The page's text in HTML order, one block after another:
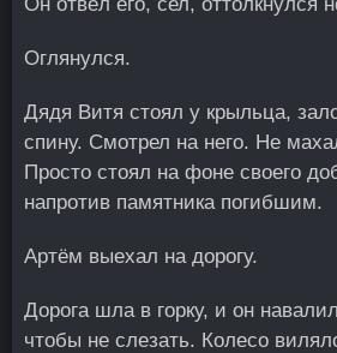
Оглянулся.
Дядя Витя стоял у крыльца,
спину. Смотрел на него. Не
Просто стоял на фоне своего
напротив памятника погибшим.
Артём выехал на дорогу.
Дорога шла в горку, и он
чтобы не слезать. Колесо